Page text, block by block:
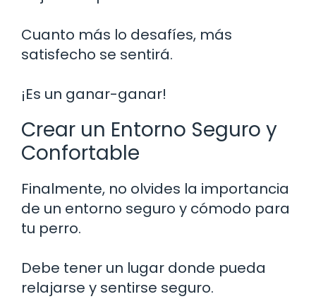
Cuanto más lo desafíes, más
satisfecho se sentirá.
¡Es un ganar-ganar!
Crear un Entorno Seguro y
Confortable
Finalmente, no olvides la importancia
de un entorno seguro y cómodo para
tu perro.
Debe tener un lugar donde pueda
relajarse y sentirse seguro.